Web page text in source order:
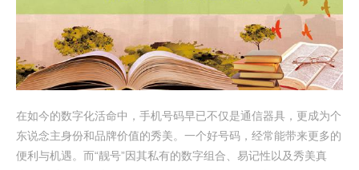
在如今的数字化活命中，手机号码早已不仅是通信器具，更成为个
东说念主身份和品牌价值的秀美。一个好号码，经常能带来更多的
便利与机遇。而“靓号”因其私有的数字组合、易记性以及秀美真